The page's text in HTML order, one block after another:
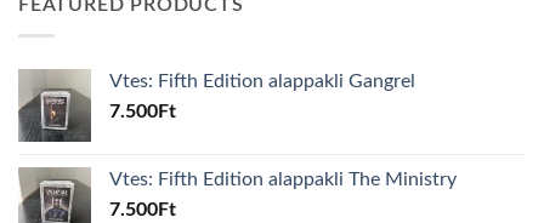
FEATURED PRODUCTS
Vtes: Fifth Edition alappakli Gangrel
7.500Ft
Vtes: Fifth Edition alappakli The Ministry
7.500Ft